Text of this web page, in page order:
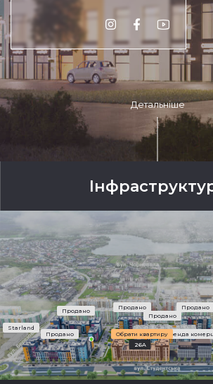
Детальніше
Продано
Продано Продано
Продано
Продано
Starland
Оренда
26A
Обрати квартиру